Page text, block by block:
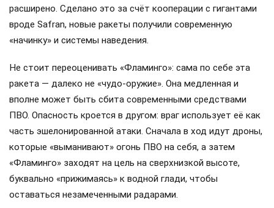
расширено. Сделано это за счёт кооперации с гигантами
вроде Safran, новые ракеты получили современную
«начинку» и системы наведения.
Не стоит переоценивать «Фламинго»: сама по себе эта
ракета — далеко не «чудо-оружие». Она медленная и
вполне может быть сбита современными средствами
ПВО. Опасность кроется в другом: враг использует её как
часть эшелонированной атаки. Сначала в ход идут дроны,
которые «выманивают» огонь ПВО на себя, а затем
«Фламинго» заходят на цель на сверхнизкой высоте,
буквально «прижимаясь» к водной глади, чтобы
оставаться незамеченными радарами.